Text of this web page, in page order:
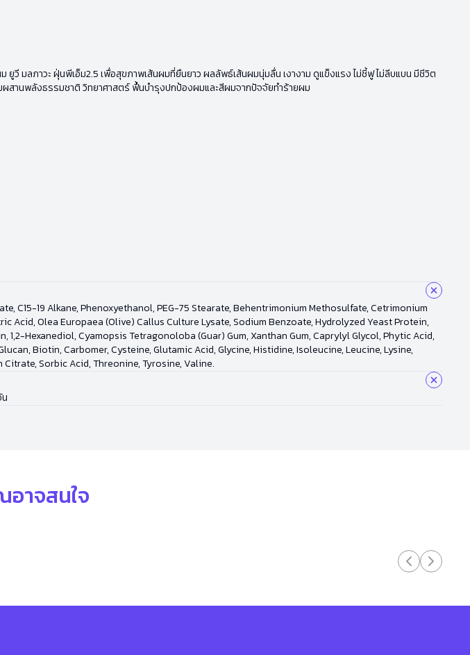
มลภาวะ ฝุ่นพีเอ็ม2.5 เพื่อสุขภาพเส้นผมที่ยืนยาว ผลลัพธ์เส้นผมนุ่มลื่น เงางาม ดูแข็งแรง ไม่ชี้ฟู ไม่ลีบแบน มีชีวิต
สานพลังธรรมชาติ วิทยาศาสตร์ ฟื้นบำรุงปกป้องผมและสีผมจากปัจจัยทำร้ายผม
C15-19 Alkane, Phenoxyethanol, PEG-75 Stearate, Behentrimonium Methosulfate, Cetrimonium
Olea Europaea (Olive) Callus Culture Lysate, Sodium Benzoate, Hydrolyzed Yeast Protein,
Hexanediol, Cyamopsis Tetragonoloba (Guar) Gum, Xanthan Gum, Caprylyl Glycol, Phytic Acid,
Biotin, Carbomer, Cysteine, Glutamic Acid, Glycine, Histidine, Isoleucine, Leucine, Lysine,
Sorbic Acid, Threonine, Tyrosine, Valine.
าจสนใจ